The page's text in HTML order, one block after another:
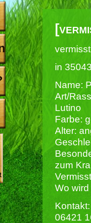
in
Name:
Art/
Lutino
Farbe:
Alter:
zum
Wo
Kontakt:
06421